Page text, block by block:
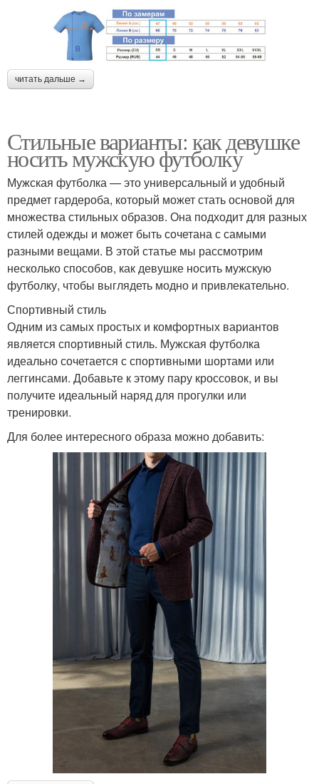
читать дальше →
Стильные варианты: как девушке
носить мужскую футболку
Мужская футболка — это универсальный и удобный
предмет гардероба, который может стать основой для
множества стильных образов. Она подходит для разных
стилей одежды и может быть сочетана с самыми
разными вещами. В этой статье мы рассмотрим
несколько способов, как девушке носить мужскую
футболку, чтобы выглядеть модно и привлекательно.
Спортивный стиль
Одним из самых простых и комфортных вариантов
является спортивный стиль. Мужская футболка
идеально сочетается с спортивными шортами или
леггинсами. Добавьте к этому пару кроссовок, и вы
получите идеальный наряд для прогулки или
тренировки.
Для более интересного образа можно добавить: